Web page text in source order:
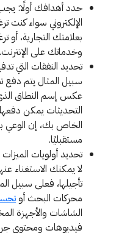
حدد أهدافك أولًا:
الإلكتروني سواء كنت
بعلامتك التجارية،
وخدماتك على الإنترنت.
تحديد النفقات التي
سبيل المثال يتم دفع
عكس إسم النطاق
التحديثات يمكن
الخاص بك، إن الوعي
مستقبليًا.
تحديد أولويات
لا يمكنك الاستغناء
تأجيلها، فعلى سبيل
محركات البحث أو
الشاشات والأجهزة
فيديوهات ومحتوى